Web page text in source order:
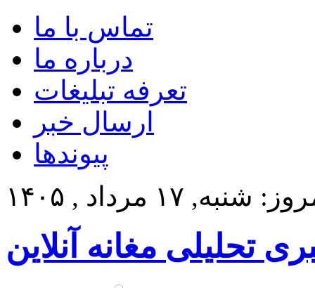
تماس با ما
درباره ما
تعرفه تبلیغات
ارسال خبر
پیوندها
شنبه, ۱۷ مرداد , ۱۴۰۵
تحلیلی مغانه آنلاین